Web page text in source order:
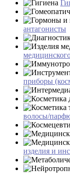
антагонисты
приборы
волосы/
изделия и